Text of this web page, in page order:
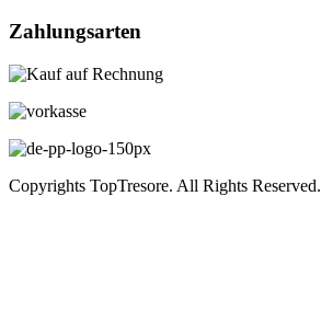
Zahlungsarten
Copyrights TopTresore. All Rights Reserved.